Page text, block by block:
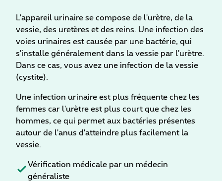
L'appareil urinaire se compose de l'urètre, de la
vessie, des uretères et des reins. Une infection des
voies urinaires est causée par une bactérie, qui
s'installe généralement dans la vessie par l'urètre.
Dans ce cas, vous avez une infection de la vessie
(cystite).
Une infection urinaire est plus fréquente chez les
femmes car l'urètre est plus court que chez les
hommes, ce qui permet aux bactéries présentes
autour de l'anus d'atteindre plus facilement la
vessie.
Vérification médicale par un médecin
généraliste